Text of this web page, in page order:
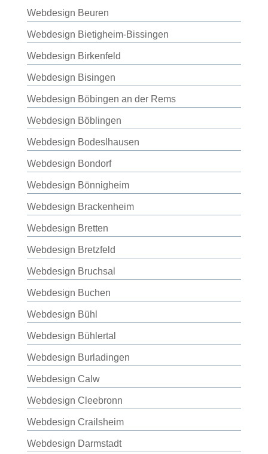
Webdesign Beuren
Webdesign Bietigheim-Bissingen
Webdesign Birkenfeld
Webdesign Bisingen
Webdesign Böbingen an der Rems
Webdesign Böblingen
Webdesign Bodeslhausen
Webdesign Bondorf
Webdesign Bönnigheim
Webdesign Brackenheim
Webdesign Bretten
Webdesign Bretzfeld
Webdesign Bruchsal
Webdesign Buchen
Webdesign Bühl
Webdesign Bühlertal
Webdesign Burladingen
Webdesign Calw
Webdesign Cleebronn
Webdesign Crailsheim
Webdesign Darmstadt